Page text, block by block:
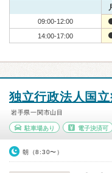
09:00-12:00
14:00-17:00
独立行政法人国
岩手県一関市山目
駐車場あり 電子決済可
朝（8:30〜）